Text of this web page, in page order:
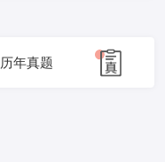
历年真题